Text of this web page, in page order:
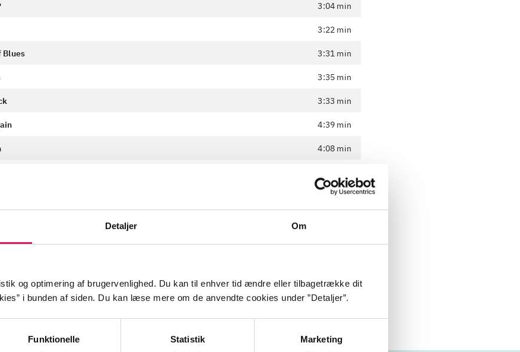
Detaljer Om
og optimering af brugervenlighed. Du kan til enhver tid ændre eller tilbagetrække dit
i bunden af siden. Du kan læse mere om de anvendte cookies under ”Detaljer”.
Funktionelle Statistik Marketing
3:04 min
3:22 min
Blues 3:31 min
3:35 min
3:33 min
4:39 min
4:08 min
3:01 min
3:20 min
Dog Lie